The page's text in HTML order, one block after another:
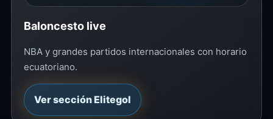
Baloncesto live
NBA y grandes partidos internacionales con horario
ecuatoriano.
Ver sección Elitegol